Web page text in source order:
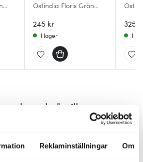
Reklaminställningar Om
Ostindia Floris Grön
245 kr
I lager
325
I
också gillar